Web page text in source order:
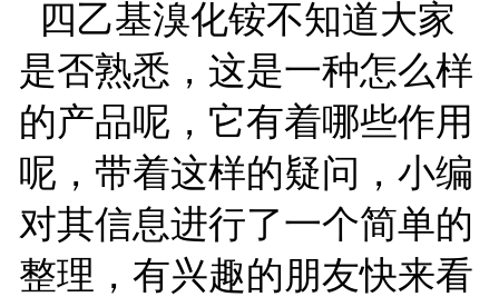
四乙基溴化铵不知道大家
是否熟悉，这是一种怎么样
的产品呢，它有着哪些作用
呢，带着这样的疑问，小编
对其信息进行了一个简单的
整理，有兴趣的朋友快来看